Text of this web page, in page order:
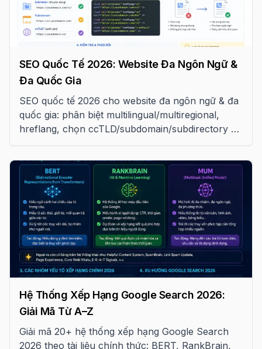
SEO Quốc Tế 2026: Website Đa Ngôn Ngữ &
Đa Quốc Gia
SEO quốc tế 2026 cho website đa ngôn ngữ & đa
quốc gia: phân biệt multilingual/multiregional,
hreflang, chọn ccTLD/subdomain/subdirectory và
Hệ Thống Xếp Hạng Google Search 2026:
Giải Mã Từ A–Z
Giải mã 20+ hệ thống xếp hạng Google Search
2026 theo tài liệu chính thức: BERT, RankBrain,